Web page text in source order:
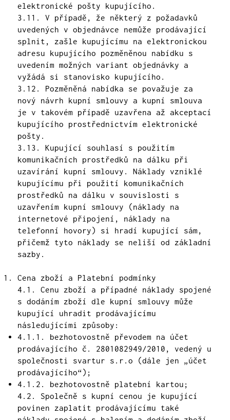
elektronické pošty kupujícího.
3.11. V případě, že některý z požadavků
uvedených v objednávce nemůže prodávající
splnit, zašle kupujícímu na elektronickou
adresu kupujícího pozměněnou nabídku s
uvedením možných variant objednávky a
vyžádá si stanovisko kupujícího.
3.12. Pozměněná nabídka se považuje za
nový návrh kupní smlouvy a kupní smlouva
je v takovém případě uzavřena až akceptací
kupujícího prostřednictvím elektronické
pošty.
3.13. Kupující souhlasí s použitím
komunikačních prostředků na dálku při
uzavírání kupní smlouvy. Náklady vzniklé
kupujícímu při použití komunikačních
prostředků na dálku v souvislosti s
uzavřením kupní smlouvy (náklady na
internetové připojení, náklady na
telefonní hovory) si hradí kupující sám,
přičemž tyto náklady se neliší od základní
sazby.
Cena zboží a Platební podmínky
4.1. Cenu zboží a případné náklady spojené
s dodáním zboží dle kupní smlouvy může
kupující uhradit prodávajícímu
následujícími způsoby:
4.1.1. bezhotovostně převodem na účet
prodávajícího č. 2801082949/2010, vedený u
společnosti svartur s.r.o (dále jen „účet
prodávajícího“);
4.1.2. bezhotovostně platební kartou;
4.2. Společně s kupní cenou je kupující
povinen zaplatit prodávajícímu také